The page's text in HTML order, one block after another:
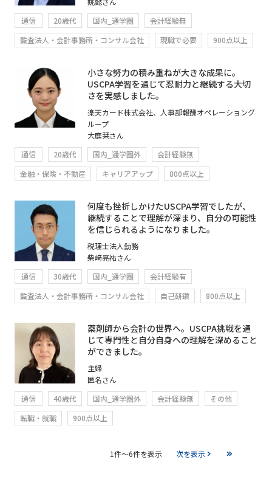
通信
20歳代 国内_通学圏
会計経験無
監査法人・会計事務所・コンサル会社
現職で必要 900点以上
小さな努力の積み重ねが大きな成果に。
USCPA学習を通じて忍耐力と継続する大切
さを実感しました。
楽天カード株式会社、人事部報酬オペレーショング
ループ
大庭栞さん
通信
20歳代 国内_通学圏外
会計経験無
金融・保険・不動産
キャリアアップ 800点以上
何度も挫折しかけたUSCPA学習でしたが、
継続することで理解が深まり、自分の可能性
を信じられるようになりました。
税理士法人勤務
柴﨑亮祐さん
通信
30歳代 国内_通学圏
会計経験有
監査法人・会計事務所・コンサル会社
自己研鑽 800点以上
薬剤師から会計の世界へ。USCPA挑戦を通
じて専門性と自分自身への理解を深めること
ができました。
主婦
匿名さん
通信
40歳代 国内_通学圏外 会計経験無
その他
転職・就職
900点以上
1件～6件を表示 次を表示